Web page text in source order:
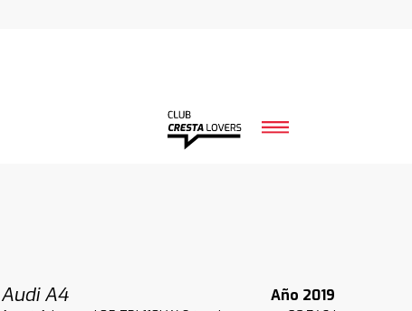
Audi A4
Año 2019